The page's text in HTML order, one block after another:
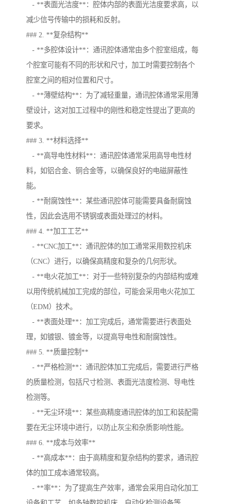
- **表面光洁度**：腔体内部的表面光洁度要求高，以
减少信号传输中的损耗和反射。
### 2. **复杂结构**
- **多腔体设计**：通讯腔体通常由多个腔室组成，每
个腔室可能有不同的形状和尺寸，加工时需要控制各个
腔室之间的相对位置和尺寸。
- **薄壁结构**：为了减轻重量，通讯腔体通常采用薄
壁设计，这对加工过程中的刚性和稳定性提出了更高的
要求。
### 3. **材料选择**
- **高导电性材料**：通讯腔体通常采用高导电性材
料，如铝合金、铜合金等，以确保良好的电磁屏蔽性
能。
- **耐腐蚀性**：某些通讯腔体可能需要具备耐腐蚀
性，因此会选用不锈钢或表面处理过的材料。
### 4. **加工工艺**
- **CNC加工**：通讯腔体的加工通常采用数控机床
（CNC）进行，以确保高精度和复杂的几何形状。
- **电火花加工**：对于一些特别复杂的内部结构或难
以用传统机械加工完成的部位，可能会采用电火花加工
（EDM）技术。
- **表面处理**：加工完成后，通常需要进行表面处
理，如镀银、镀金等，以提高导电性和耐腐蚀性。
### 5. **质量控制**
- **严格检测**：通讯腔体加工完成后，需要进行严格
的质量检测，包括尺寸检测、表面光洁度检测、导电性
检测等。
- **无尘环境**：某些高精度通讯腔体的加工和装配需
要在无尘环境中进行，以防止灰尘和杂质影响性能。
### 6. **成本与效率**
- **高成本**：由于高精度和复杂结构的要求，通讯腔
体的加工成本通常较高。
- **率**：为了提高生产效率，通常会采用自动化加工